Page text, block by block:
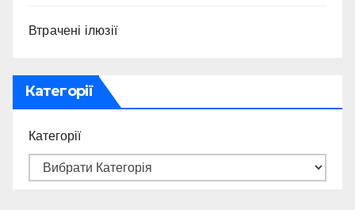
Втрачені ілюзії
Категорії
Категорії